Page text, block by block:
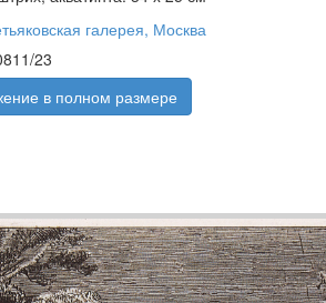
галерея, Москва
23
в полном размере